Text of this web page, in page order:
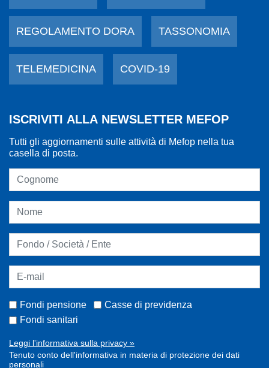
REGOLAMENTO DORA TASSONOMIA
TELEMEDICINA COVID-19
ISCRIVITI ALLA NEWSLETTER MEFOP
Tutti gli aggiornamenti sulle attività di Mefop nella tua
casella di posta.
Fondi pensione
Casse di previdenza
Fondi sanitari
Leggi l'informativa sulla privacy »
Tenuto conto dell'informativa in materia di protezione dei dati
personali